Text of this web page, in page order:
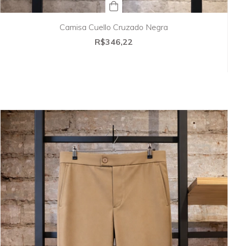
Camisa Cuello Cruzado Negra
R$346,22